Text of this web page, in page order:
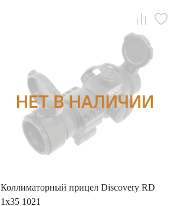
Коллиматорный прицел Discovery RD
1x35 1021